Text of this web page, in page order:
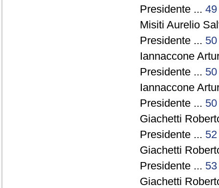
Presidente ... 49
Misiti Aurelio
Presidente ... 50
Iannaccone
Presidente ... 50
Iannaccone
Presidente ... 50
Giachetti
Presidente ... 52
Giachetti
Presidente ... 53
Giachetti